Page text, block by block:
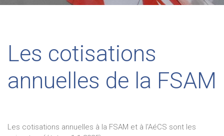
Les cotisations
annuelles de la FSAM
Les cotisations annuelles à la FSAM et à l'AéCS sont les